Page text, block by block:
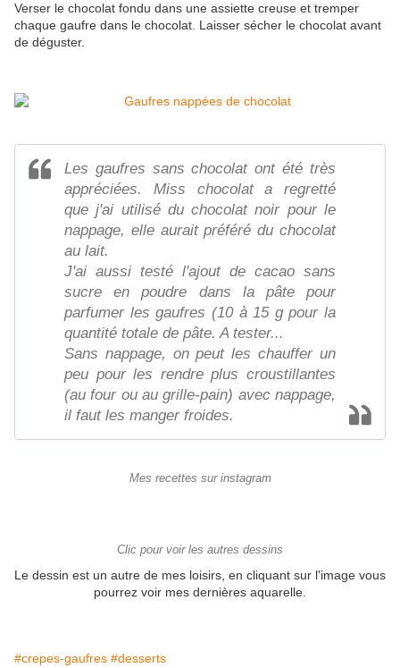
Verser le chocolat fondu dans une assiette creuse et tremper
chaque gaufre dans le chocolat. Laisser sécher le chocolat avant
de déguster.
Les gaufres sans chocolat ont été très
appréciées. Miss chocolat a regretté
que j'ai utilisé du chocolat noir pour le
nappage, elle aurait préféré du chocolat
au lait.
J'ai aussi testé l'ajout de cacao sans
sucre en poudre dans la pâte pour
parfumer les gaufres (10 à 15 g pour la
quantité totale de pâte. A tester...
Sans nappage, on peut les chauffer un
peu pour les rendre plus croustillantes
(au four ou au grille-pain) avec nappage,
il faut les manger froides.
Mes recettes sur instagram
Clic pour voir les autres dessins
Le dessin est un autre de mes loisirs, en cliquant sur l'image vous
pourrez voir mes dernières aquarelle.
#crepes-gaufres #desserts